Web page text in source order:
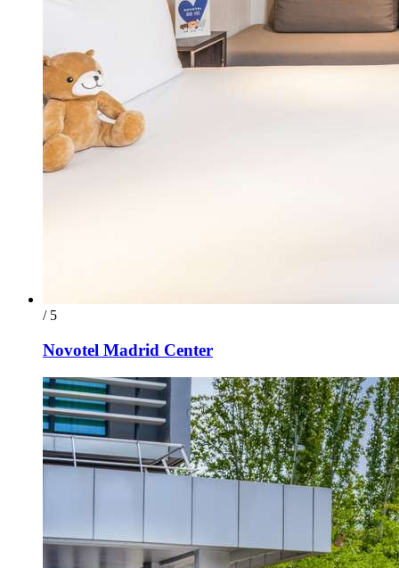
/ 5
Novotel Madrid Center